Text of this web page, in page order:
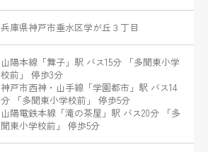
兵庫県神戸市垂水区学が丘 ３丁目
山陽本線 「舞子 」駅 バス15分 「多聞東小学
校前」 停歩3分
神戸市西神・山手線 「学園都市 」駅 バス14
分 「多聞東小学校前」 停歩5分
山陽電鉄本線 「滝の茶屋 」駅 バス20分 「多
聞東小学校前」 停歩5分